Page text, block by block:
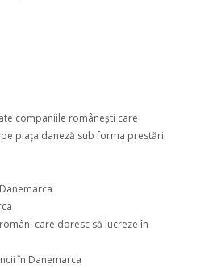
companiile româneşti care
piaţa daneză sub forma prestării
care doresc să lucreze în
în Danemarca